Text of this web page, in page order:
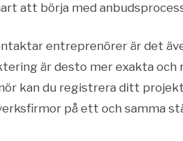
att börja med
entreprenörer är det
är desto mer exakta och
kan du registrera ditt
på ett och samma